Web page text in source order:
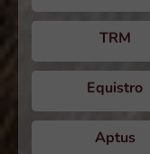
TRM
Equistro
Aptus